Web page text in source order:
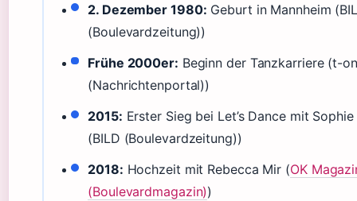
2. Dezember 1980: Geburt in Mannheim
(Boulevardzeitung))
Frühe 2000er: Beginn der Tanzkarriere (t-
(Nachrichtenportal))
2015: Erster Sieg bei Let’s Dance mit Sophie
(BILD (Boulevardzeitung))
2018: Hochzeit mit Rebecca Mir (OK
(Boulevardmagazin))